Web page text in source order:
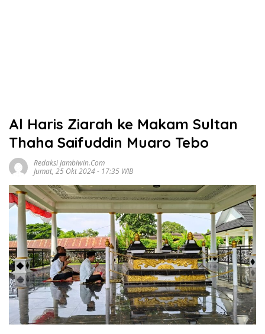
Al Haris Ziarah ke Makam Sultan
Thaha Saifuddin Muaro Tebo
Redaksi Jambiwin.com
Jumat, 25 Okt 2024 - 17:35 WIB